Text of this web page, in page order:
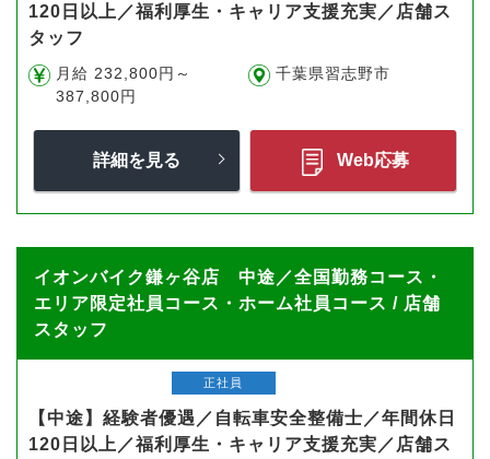
120日以上／福利厚生・キャリア支援充実／店舗ス
タッフ
月給 232,800円～
387,800円
千葉県習志野市
詳細を見る Web応募
イオンバイク鎌ヶ谷店 中途／全国勤務コース・
エリア限定社員コース・ホーム社員コース / 店舗
スタッフ
正社員
【中途】経験者優遇／自転車安全整備士／年間休日
120日以上／福利厚生・キャリア支援充実／店舗ス